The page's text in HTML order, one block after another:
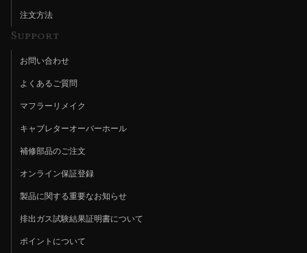
注文方法
Support
お問い合わせ
よくあるご質問
マフラーリメイク
キャブレターオーバーホール
補修部品のご注文
オンライン保証登録
製品に関する重要なお知らせ
排出ガス試験結果証明書について
ポイントについて